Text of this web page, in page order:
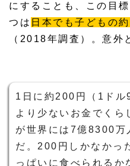
にすることも、この目
つは 日本でも子どもの
（2018年調査）。意外
1日に約200円（1ドル
より少ないお金でくら
が世界には7億8300万
だ。200円しかなかっ
っぱいに食べられるか